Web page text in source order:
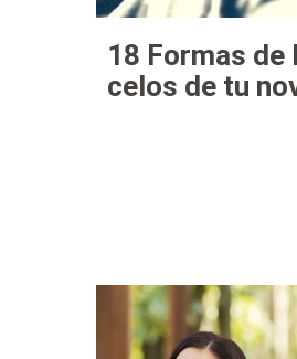
18 Formas de
celos de tu